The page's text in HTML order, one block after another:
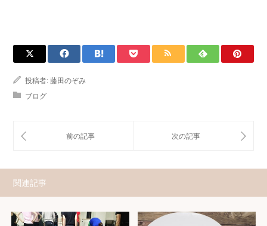
投稿者: 藤田のぞみ
ブログ
関連記事